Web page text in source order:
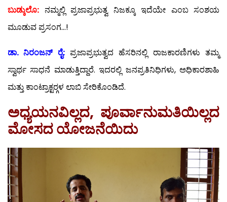
ಬುಡ್ಕುಲೊ: ನಮ್ಮಲ್ಲಿ ಪ್ರಜಾಪ್ರಭುತ್ವ ನಿಜಕ್ಕೂ ಇದೆಯೇ ಎಂಬ ಸಂಶಯ
ಮೂಡುವ ಪ್ರಸಂಗ…!
ಡಾ. ನಿರಂಜನ್ ರೈ: ಪ್ರಜಾಪ್ರಭುತ್ವದ ಹೆಸರಿನಲ್ಲಿ ರಾಜಕಾರಣಿಗಳು ತಮ್ಮ
ಸ್ವಾರ್ಥ ಸಾಧನೆ ಮಾಡುತ್ತಿದ್ದಾರೆ. ಇದರಲ್ಲಿ ಜನಪ್ರತಿನಿಧಿಗಳು, ಅಧಿಕಾರಶಾಹಿ
ಮತ್ತು ಕಾಂಟ್ರಾಕ್ಟರ್‍ಗಳ ಲಾಬಿ ಸೇರಿಕೊಂಡಿದೆ.
ಅಧ್ಯಯನವಿಲ್ಲದ, ಪೂರ್ವಾನುಮತಿಯಿಲ್ಲದ
ಮೋಸದ ಯೋಜನೆಯಿದು